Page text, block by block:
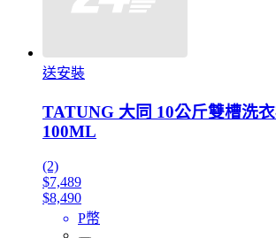
送安裝
TATUNG 大同 10公斤雙槽洗
100ML
(2)
$7,489
$8,490
P幣